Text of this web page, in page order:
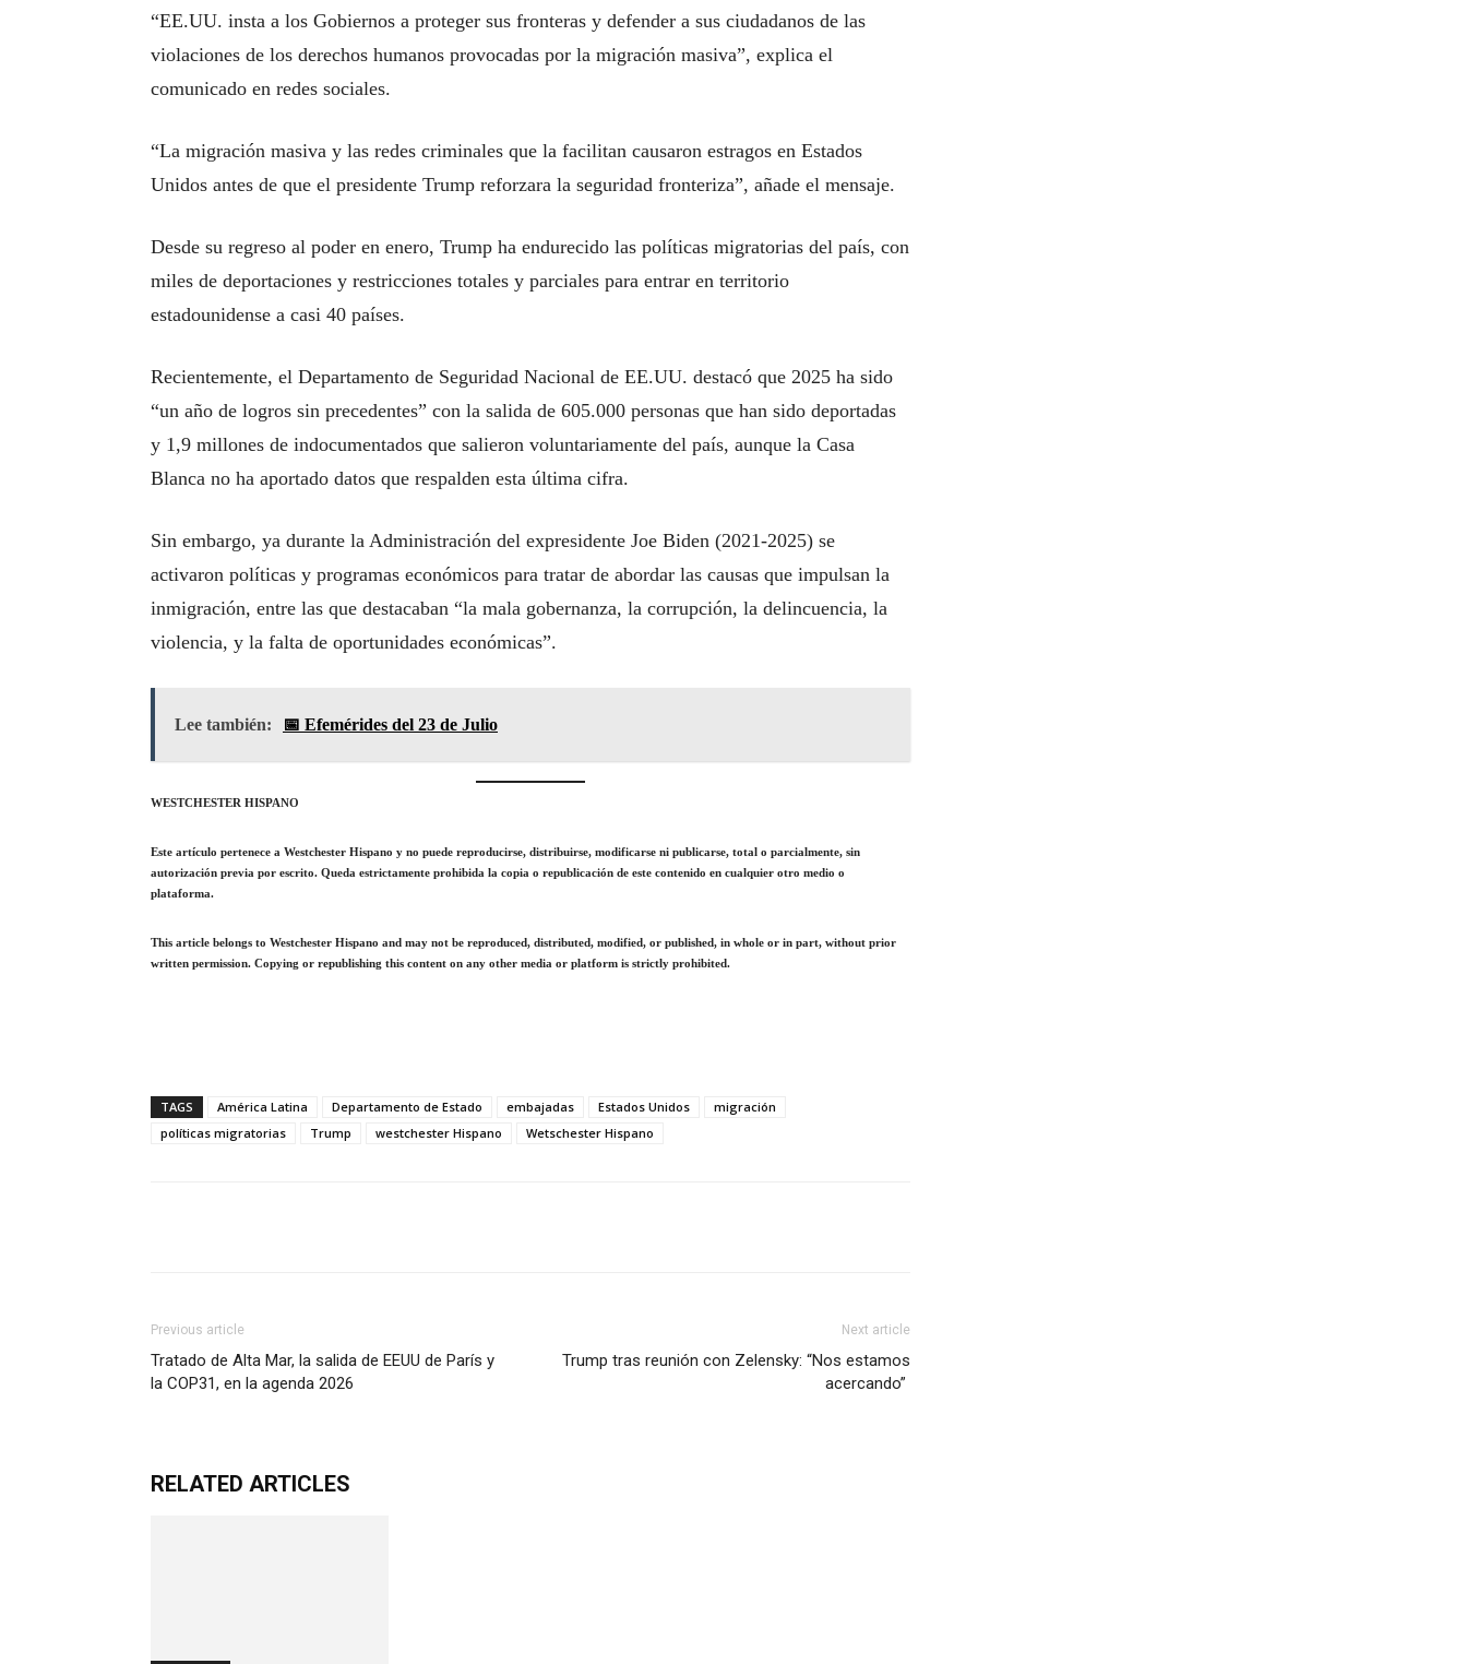
“EE.UU. insta a los Gobiernos a proteger sus fronteras y defender a sus ciudadanos de las
violaciones de los derechos humanos provocadas por la migración masiva”, explica el
comunicado en redes sociales.
“La migración masiva y las redes criminales que la facilitan causaron estragos en Estados
Unidos antes de que el presidente Trump reforzara la seguridad fronteriza”, añade el mensaje.
Desde su regreso al poder en enero, Trump ha endurecido las políticas migratorias del país, con
miles de deportaciones y restricciones totales y parciales para entrar en territorio
estadounidense a casi 40 países.
Recientemente, el Departamento de Seguridad Nacional de EE.UU. destacó que 2025 ha sido
“un año de logros sin precedentes” con la salida de 605.000 personas que han sido deportadas
y 1,9 millones de indocumentados que salieron voluntariamente del país, aunque la Casa
Blanca no ha aportado datos que respalden esta última cifra.
Sin embargo, ya durante la Administración del expresidente Joe Biden (2021-2025) se
activaron políticas y programas económicos para tratar de abordar las causas que impulsan la
inmigración, entre las que destacaban “la mala gobernanza, la corrupción, la delincuencia, la
violencia, y la falta de oportunidades económicas”.
Lee también: 📅 Efemérides del 23 de Julio
WESTCHESTER HISPANO
Este artículo pertenece a Westchester Hispano y no puede reproducirse, distribuirse, modificarse ni publicarse, total o parcialmente, sin
autorización previa por escrito. Queda estrictamente prohibida la copia o republicación de este contenido en cualquier otro medio o
plataforma.
This article belongs to Westchester Hispano and may not be reproduced, distributed, modified, or published, in whole or in part, without prior
written permission. Copying or republishing this content on any other media or platform is strictly prohibited.
TAGS América Latina Departamento de Estado embajadas Estados Unidos
migración
políticas migratorias
Trump westchester Hispano Wetschester Hispano
Previous article
Tratado de Alta Mar, la salida de EEUU de París y
la COP31, en la agenda 2026
Next article
Trump tras reunión con Zelensky: “Nos estamos
acercando”
RELATED ARTICLES